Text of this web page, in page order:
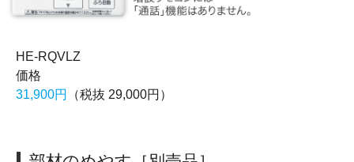
HE-RQVLZ
価格
31,900円
（税抜 29,000円）